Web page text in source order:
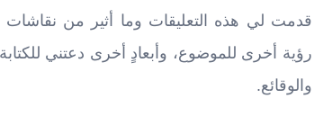
قدمت لي هذه التعليقات وما أثير من
رؤية أخرى للموضوع، وأبعادٍ أخرى دعتني
والوقائع.